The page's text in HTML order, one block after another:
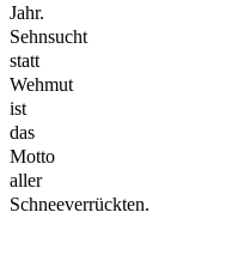
Jahr.
Sehnsucht
statt
Wehmut
ist
das
Motto
aller
Schneeverrückten.